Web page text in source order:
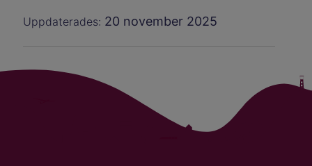
Uppdaterades: 20 november 2025